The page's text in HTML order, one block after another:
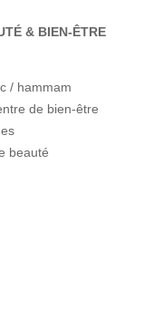
& BIEN-ÊTRE
/ hammam
de bien-être
beauté